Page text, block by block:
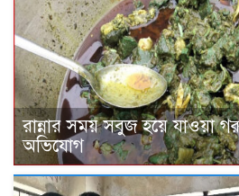
রান্নার সময় সবুজ হয়ে যাওয়া
অভিযোগ